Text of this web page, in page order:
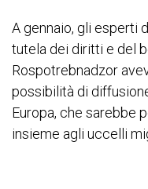
A gennaio, gli esperti
tutela dei diritti e del
Rospotrebnadzor
possibilità di
Europa, che sarebbe
insieme agli uccelli